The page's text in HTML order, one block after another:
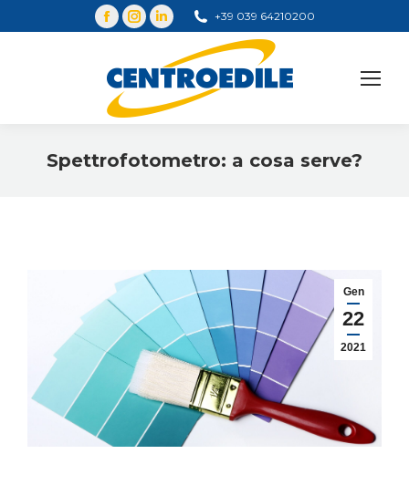
+39 039 64210200
Spettrofotometro: a cosa serve?
Gen
22
2021